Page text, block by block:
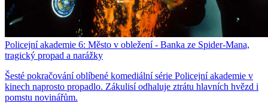
Policejní akademie 6: Město v obležení - Banka ze Spider-Mana,
tragický propad a narážky
Šesté pokračování oblíbené komediální série Policejní akademie v
kinech naprosto propadlo. Zákulisí odhaluje ztrátu hlavních hvězd i
pomstu novinářům.